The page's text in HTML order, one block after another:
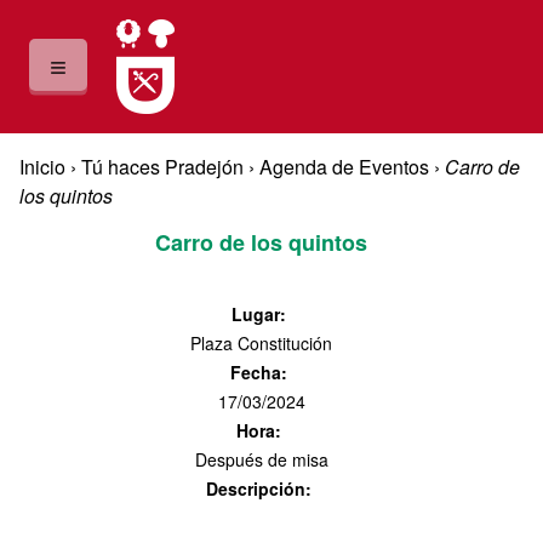
Pasar al contenido principal
≡
Usted está aquí
Inicio › Tú haces Pradejón › Agenda de Eventos › Carro de
los quintos
Carro de los quintos
Lugar:
Plaza Constitución
Fecha:
17/03/2024
Hora:
Después de misa
Descripción: